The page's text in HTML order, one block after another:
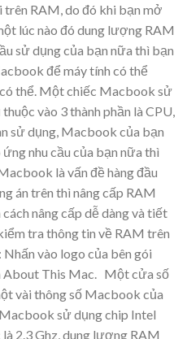
RAM, do đó khi bạn mở
lúc nào đó dung lượng RAM
sử dụng của bạn nữa thì bạn
để máy tính có thể
thể. Một chiếc Macbook sử
vào 3 thành phần là CPU,
sử dụng, Macbook của bạn
nhu cầu của bạn nữa thì
là vấn đề hàng đầu
án trên thì nâng cấp RAM
nâng cấp dễ dàng và tiết
tra thông tin về RAM trên
vào logo của bên gói
About This Mac. Một cửa số
vài thông số Macbook của
sử dụng chip Intel
2.3 Ghz, dung lượng RAM